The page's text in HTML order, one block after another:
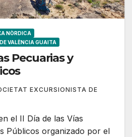
NÒRDICA
VALÈNCIA GUAITA
Pecuarias y
EXCURSIONISTA DE
el II Día de las Vías
Públicos organizado por el